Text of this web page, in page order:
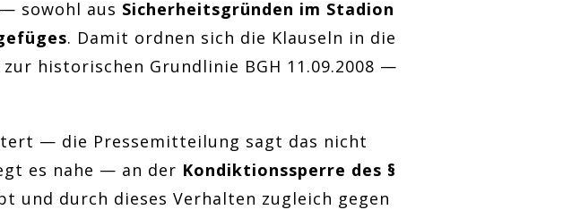
sowohl aus Sicherheitsgründen im Stadion
. Damit ordnen sich die Klauseln in die
historischen Grundlinie BGH 11.09.2008 —
— die Pressemitteilung sagt das nicht
es nahe — an der Kondiktionssperre des §
und durch dieses Verhalten zugleich gegen